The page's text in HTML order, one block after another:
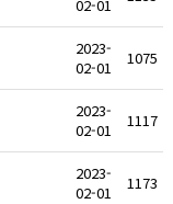
02-01
2023-
02-01
1075
2023-
02-01
1117
2023-
02-01
1173